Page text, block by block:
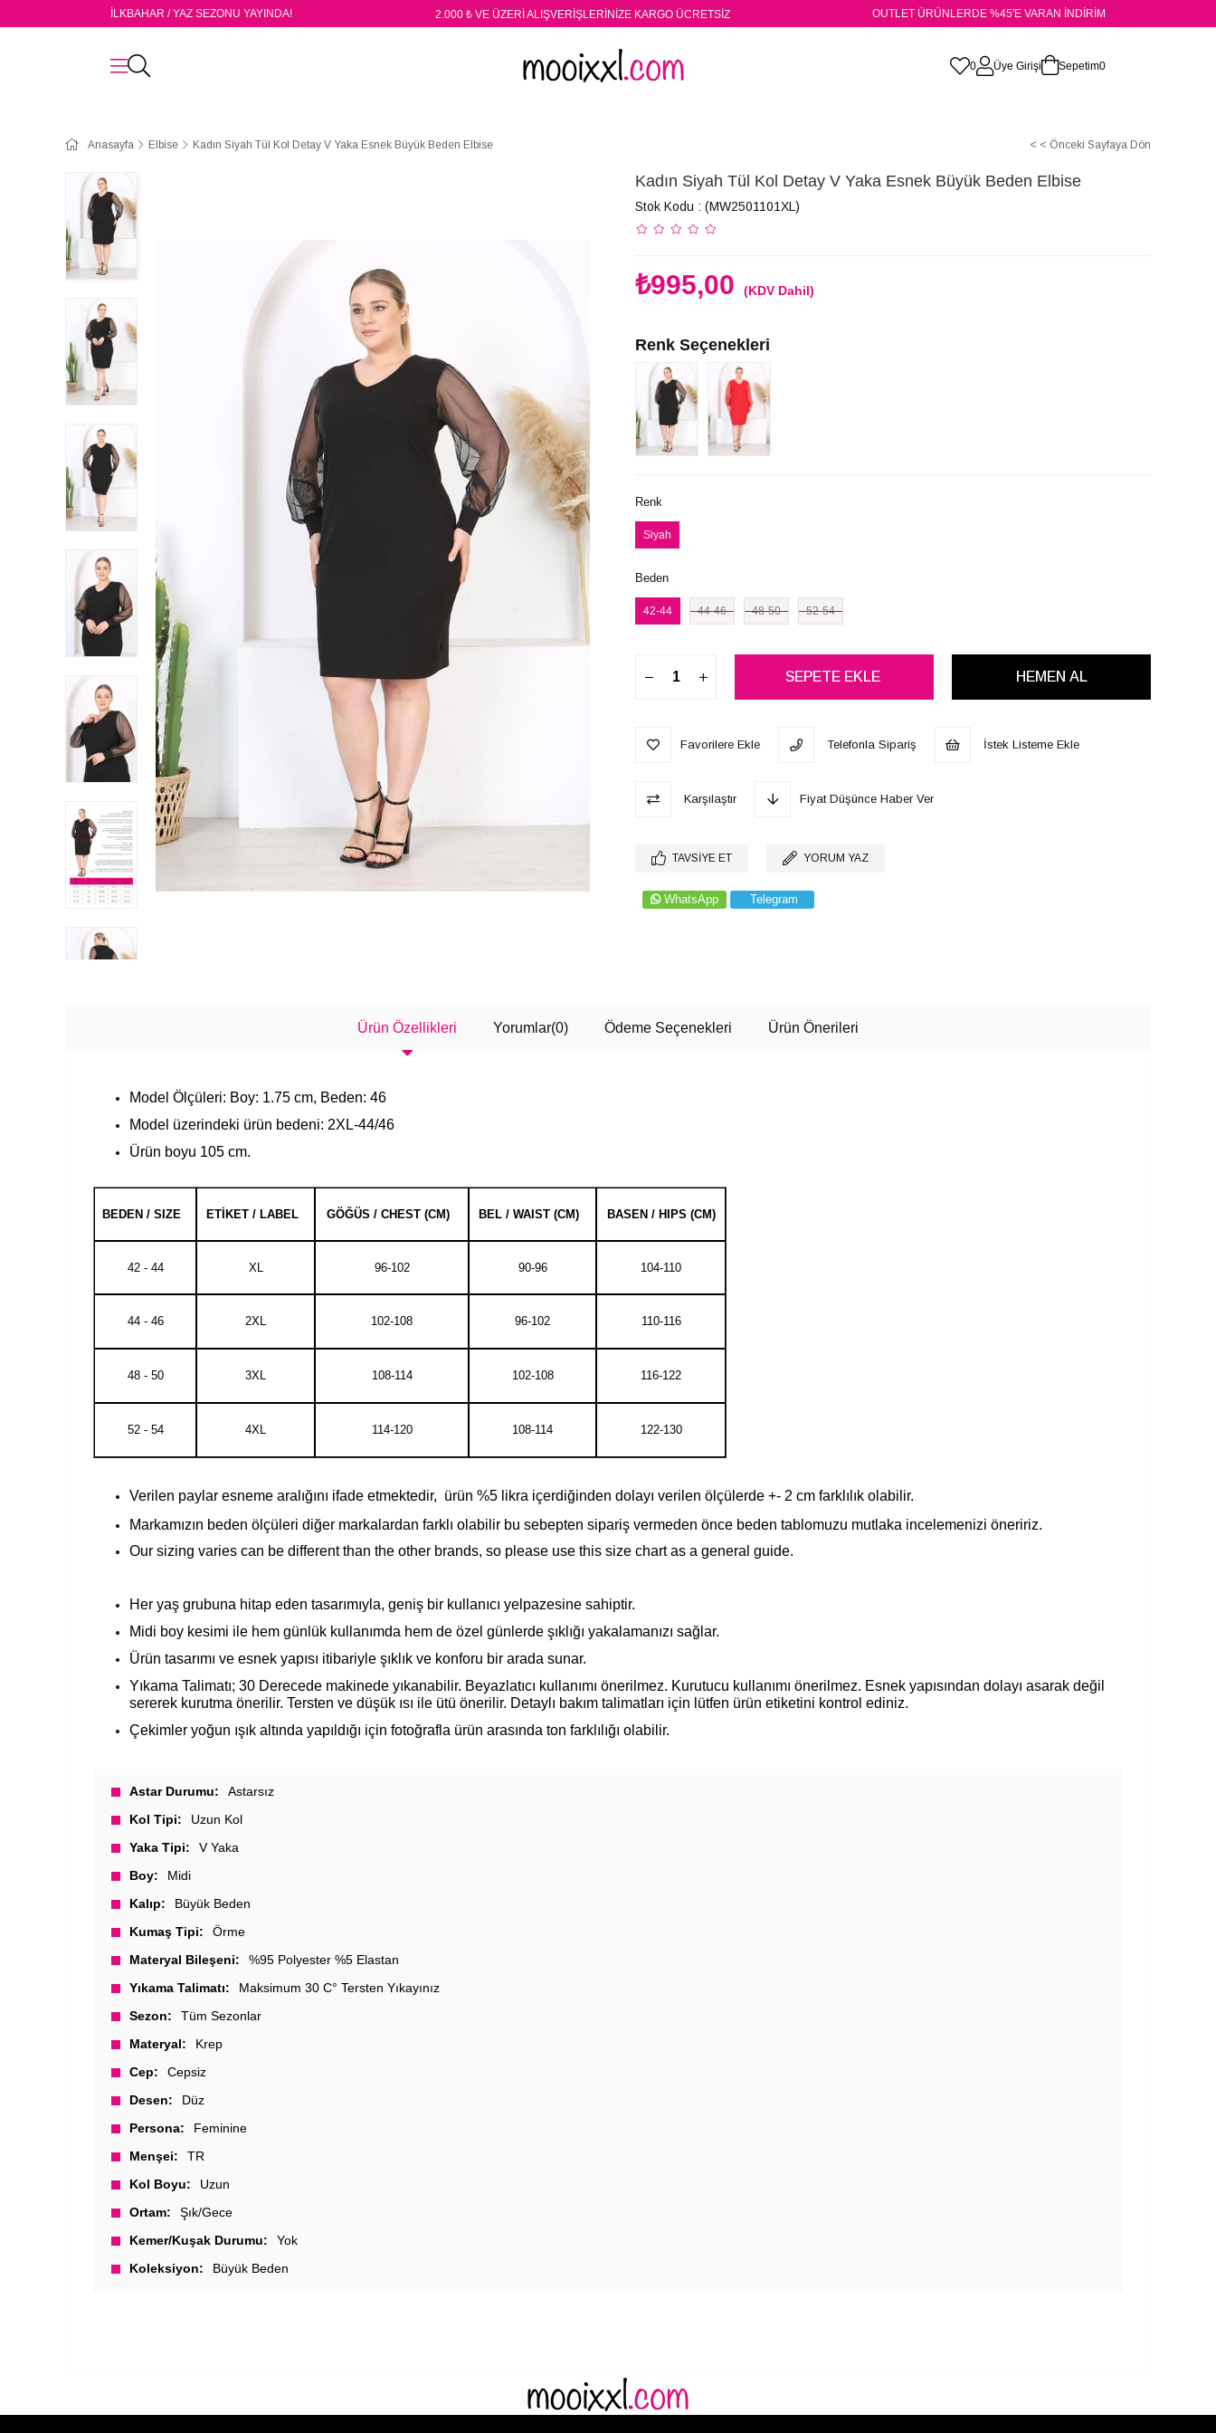
İLKBAHAR / YAZ SEZONU YAYINDA! 2.000 ₺ VE ÜZERİ ALIŞVERİŞLERİNİZE KARGO ÜCRETSİZ OUTLET ÜRÜNLERDE %45'E VARAN İNDİRİM
0 Üye Girişi Sepetim0
Anasayfa Elbise Kadın Siyah Tül Kol Detay V Yaka Esnek Büyük Beden Elbise < < Önceki Sayfaya Dön
Kadın Siyah Tül Kol Detay V Yaka Esnek Büyük Beden Elbise
Stok Kodu (MW2501101XL)
₺995,00 (KDV Dahil)
Renk Seçenekleri
Renk
Siyah
Beden
42-44 44-46 48-50 52-54
Favorilere Ekle Telefonla Sipariş İstek Listeme Ekle
Karşılaştır Fiyat Düşünce Haber Ver
TAVSIYE ET YORUM YAZ
WhatsApp Telegram
Ürün Özellikleri Yorumlar(0) Ödeme Seçenekleri Ürün Önerileri
Model Ölçüleri: Boy: 1.75 cm, Beden: 46
Model üzerindeki ürün bedeni: 2XL-44/46
Ürün boyu 105 cm.
BEDEN / SIZE ETİKET / LABEL GÖĞÜS / CHEST (CM) BEL / WAIST (CM) BASEN / HIPS (CM)
42 - 44 XL 96-102 90-96 104-110
44 - 46 2XL 102-108 96-102 110-116
48 - 50 3XL 108-114 102-108 116-122
52 - 54 4XL 114-120 108-114 122-130
Verilen paylar esneme aralığını ifade etmektedir, ürün %5 likra içerdiğinden dolayı verilen ölçülerde +- 2 cm farklılık olabilir.
Markamızın beden ölçüleri diğer markalardan farklı olabilir bu sebepten sipariş vermeden önce beden tablomuzu mutlaka incelemenizi öneririz.
Our sizing varies can be different than the other brands, so please use this size chart as a general guide.
Her yaş grubuna hitap eden tasarımıyla, geniş bir kullanıcı yelpazesine sahiptir.
Midi boy kesimi ile hem günlük kullanımda hem de özel günlerde şıklığı yakalamanızı sağlar.
Ürün tasarımı ve esnek yapısı itibariyle şıklık ve konforu bir arada sunar.
Yıkama Talimatı; 30 Derecede makinede yıkanabilir. Beyazlatıcı kullanımı önerilmez. Kurutucu kullanımı önerilmez. Esnek yapısından dolayı asarak değil
sererek kurutma önerilir. Tersten ve düşük ısı ile ütü önerilir. Detaylı bakım talimatları için lütfen ürün etiketini kontrol ediniz.
Çekimler yoğun ışık altında yapıldığı için fotoğrafla ürün arasında ton farklılığı olabilir.
Astar Durumu
Astarsız
Kol Tipi
Uzun Kol
Yaka Tipi
V Yaka
Boy
Midi
Kalıp
Büyük Beden
Kumaş Tipi
Örme
Materyal Bileşeni
%95 Polyester %5 Elastan
Yıkama Talimatı
Maksimum 30 C° Tersten Yıkayınız
Sezon
Tüm Sezonlar
Materyal
Krep
Cep
Cepsiz
Desen
Düz
Persona
Feminine
Menşei
TR
Kol Boyu
Uzun
Ortam
Şık/Gece
Kemer/Kuşak Durumu
Yok
Koleksiyon
Büyük Beden